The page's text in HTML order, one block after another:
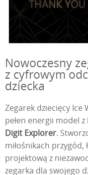
Nowoczesny
z cyfrowym
dziecka
Zegarek dziecięcy Ice
pełen energii model
Digit Explorer.
miłośnikach przygód,
projektową z
zegarka dla swojego